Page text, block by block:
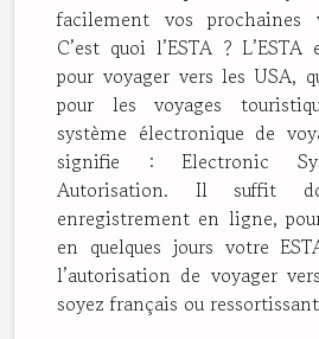
facilement vos prochaines
C’est quoi l’ESTA ?
pour voyager vers les USA,
pour les voyages
système électronique de
signifie : Electronic
Autorisation. Il suffit
enregistrement en ligne,
en quelques jours votre
l’autorisation de voyager
soyez français ou